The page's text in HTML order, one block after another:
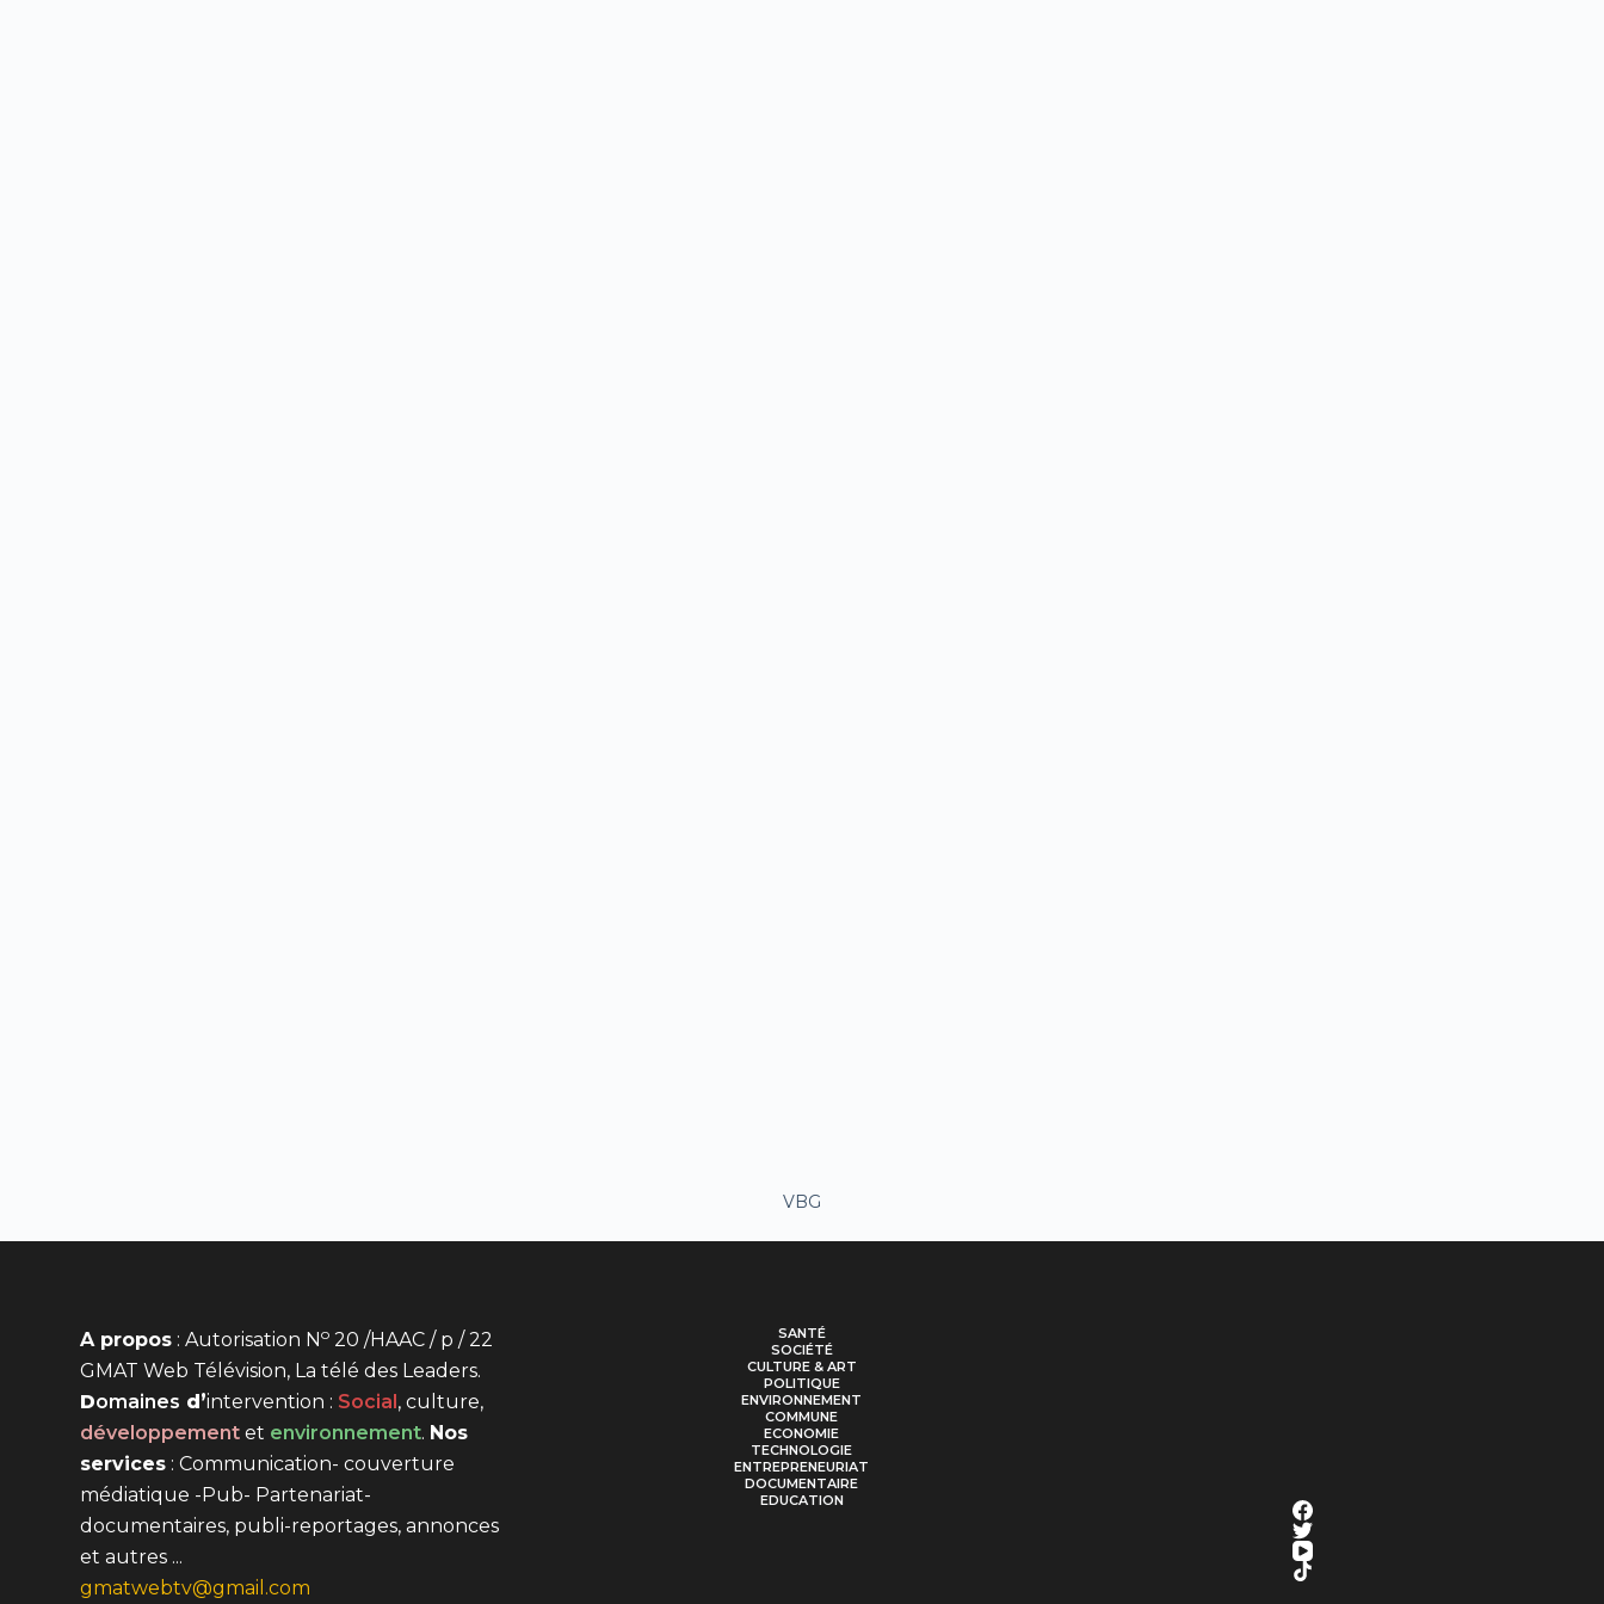
VBG
A propos : Autorisation No 20 /HAAC / p / 22
GMAT Web Télévision, La télé des Leaders.
Domaines d’intervention : Social, culture,
développement et environnement. Nos
services : Communication- couverture
médiatique -Pub- Partenariat-
documentaires, publi-reportages, annonces
et autres ...
gmatwebtv@gmail.com
SANTÉ
SOCIÉTÉ
CULTURE & ART
POLITIQUE
ENVIRONNEMENT
COMMUNE
ECONOMIE
TECHNOLOGIE
ENTREPRENEURIAT
DOCUMENTAIRE
EDUCATION